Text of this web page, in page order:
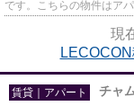
です。こちらの物件はア
現
賃貸｜アパート チャ